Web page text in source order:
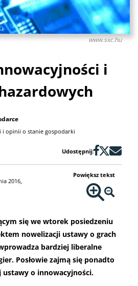
www.sxc.hu
i
i opinii o stanie gospodarki
Udostępnij:
2016,
Powiększ tekst
się we wtorek posiedzeniu
nowelizacji ustawy o grach
bardziej liberalne
Posłowie zajmą się ponadto
ustawy o innowacyjności.